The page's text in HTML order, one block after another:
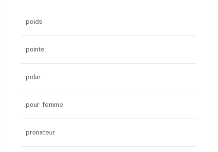
poids
pointe
polar
pour femme
pronateur